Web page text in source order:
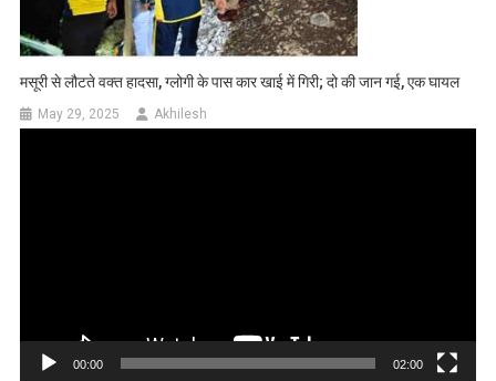
मसूरी से लौटते वक्त हादसा, ग्लोगी के पास कार खाई में गिरी; दो की जान गई, एक घायल
May 29, 2025 Akhilesh
00:00 02:00